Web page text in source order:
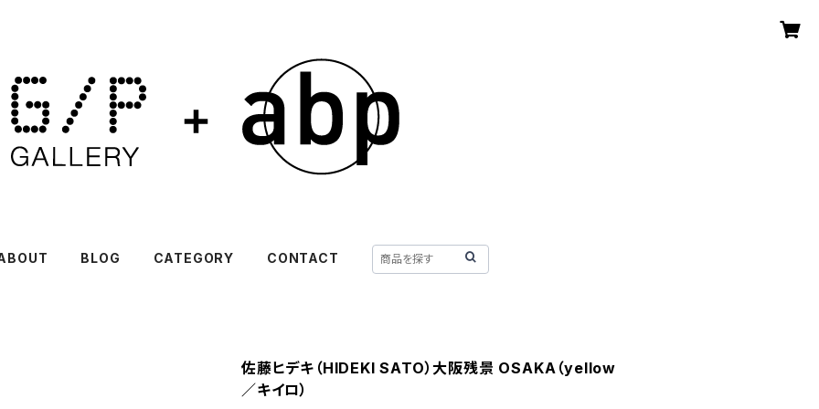
BLOG CATEGORY CONTACT
佐藤ヒデキ（HIDEKI SATO）大阪残景 OSAKA（yellow
／キイロ）